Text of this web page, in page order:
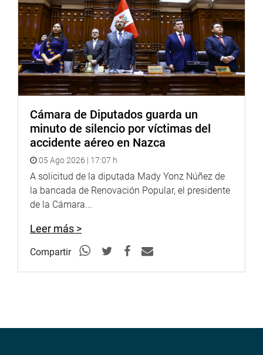
Cámara de Diputados guarda un
minuto de silencio por víctimas del
accidente aéreo en Nazca
05 Ago 2026 | 17:07 h
A solicitud de la diputada Mady Yonz Núñez de
la bancada de Renovación Popular, el presidente
de la Cámara...
Leer más >
Compartir